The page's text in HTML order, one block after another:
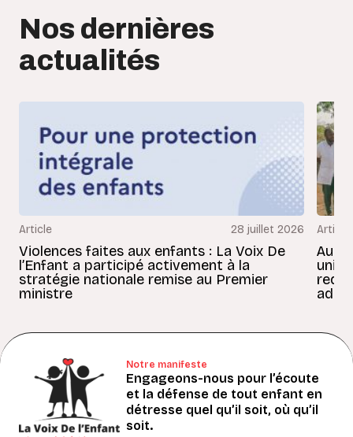
Nos dernières
actualités
Article 28 juillet 2026
Violences faites aux enfants : La Voix De
l’Enfant a participé activement à la
stratégie nationale remise au Premier
ministre
Article
Au
Notre manifeste
Engageons-nous pour l’écoute
et la défense de tout enfant en
détresse quel qu’il soit, où qu’il
soit.